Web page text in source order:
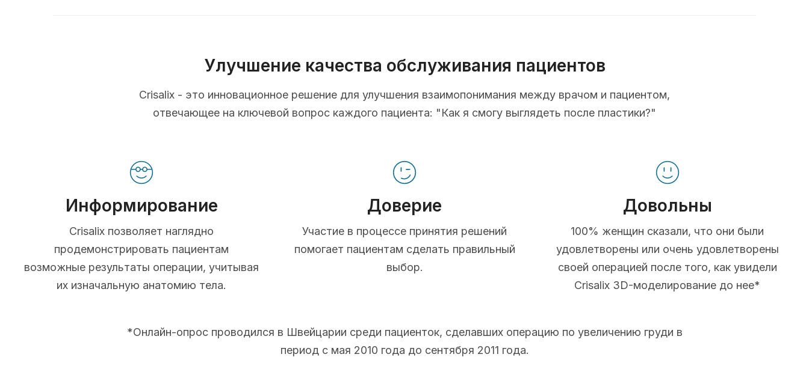
Улучшение качества обслуживания пациентов
Crisalix - это инновационное решение для улучшения взаимопонимания между врачом и пациентом,
отвечающее на ключевой вопрос каждого пациента: "Как я смогу выглядеть после пластики?"
Информирование
Crisalix позволяет наглядно
продемонстрировать пациентам
возможные результаты операции, учитывая
их изначальную анатомию тела.
Доверие
Участие в процессе принятия решений
помогает пациентам сделать правильный
выбор.
Довольны
100% женщин сказали, что они были
удовлетворены или очень удовлетворены
своей операцией после того, как увидели
Crisalix 3D-моделирование до нее*
*Онлайн-опрос проводился в Швейцарии среди пациенток, сделавших операцию по увеличению груди в
период с мая 2010 года до сентября 2011 года.